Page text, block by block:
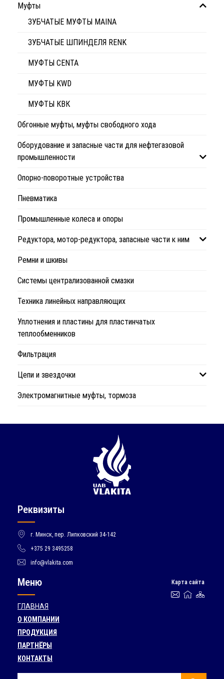
Муфты
ЗУБЧАТЫЕ МУФТЫ MAINA
ЗУБЧАТЫЕ ШПИНДЕЛЯ RENK
МУФТЫ CENTA
МУФТЫ KWD
МУФТЫ КВК
Обгонные муфты, муфты свободного хода
Оборудование и запасные части для нефтегазовой
промышленности
Опорно-поворотные устройства
Пневматика
Промышленные колеса и опоры
Редуктора, мотор-редуктора, запасные части к ним
Ремни и шкивы
Системы централизованной смазки
Техника линейных направляющих
Уплотнения и пластины для пластинчатых
теплообменников
Фильтрация
Цепи и звездочки
Электромагнитные муфты, тормоза
Реквизиты
г. Минск, пер. Липковский 34-142
+375 29 3495258
info@vlakita.com
Меню Карта сайта
ГЛАВНАЯ
О КОМПАНИИ
ПРОДУКЦИЯ
ПАРТНЁРЫ
КОНТАКТЫ